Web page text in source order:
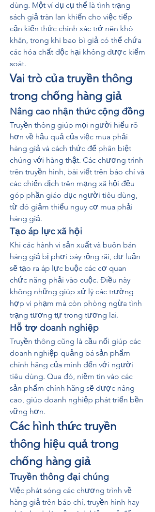
dùng. Một ví dụ cụ thể là tình trạng
sách giả tràn lan khiến cho việc tiếp
cận kiến thức chính xác trở nên khó
khăn, trong khi bao bì giả có thể chứa
các hóa chất độc hại không được kiểm
soát.
Vai trò của truyền thông
trong chống hàng giả
Nâng cao nhận thức cộng đồng
Truyền thông giúp mọi người hiểu rõ
hơn về hậu quả của việc mua phải
hàng giả và cách thức để phân biệt
chúng với hàng thật. Các chương trình
trên truyền hình, bài viết trên báo chí và
các chiến dịch trên mạng xã hội đều
góp phần giáo dục người tiêu dùng,
từ đó giảm thiểu nguy cơ mua phải
hàng giả.
Tạo áp lực xã hội
Khi các hành vi sản xuất và buôn bán
hàng giả bị phơi bày rộng rãi, dư luận
sẽ tạo ra áp lực buộc các cơ quan
chức năng phải vào cuộc. Điều này
không những giúp xử lý các trường
hợp vi phạm mà còn phòng ngừa tình
trạng tương tự trong tương lai.
Hỗ trợ doanh nghiệp
Truyền thông cũng là cầu nối giúp các
doanh nghiệp quảng bá sản phẩm
chính hãng của mình đến với người
tiêu dùng. Qua đó, niềm tin vào các
sản phẩm chính hãng sẽ được nâng
cao, giúp doanh nghiệp phát triển bền
vững hơn.
Các hình thức truyền
thông hiệu quả trong
chống hàng giả
Truyền thông đại chúng
Việc phát sóng các chương trình về
hàng giả trên báo chí, truyền hình hay